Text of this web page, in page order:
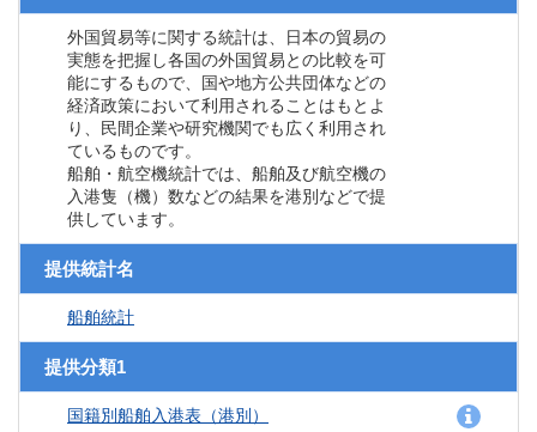
外国貿易等に関する統計は、日本の貿易の
実態を把握し各国の外国貿易との比較を可
能にするもので、国や地方公共団体などの
経済政策において利用されることはもとよ
り、民間企業や研究機関でも広く利用され
ているものです。
船舶・航空機統計では、船舶及び航空機の
入港隻（機）数などの結果を港別などで提
供しています。
提供統計名
船舶統計
提供分類1
国籍別船舶入港表（港別）